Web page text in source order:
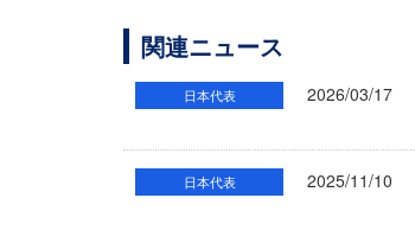
関連ニュース
日本代表 2026/03/17
日本代表 2025/11/10